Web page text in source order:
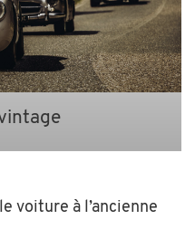
voiture à l’ancienne